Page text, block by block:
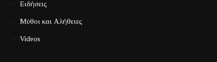
Ειδήσεις
Μύθοι και Αλήθειες
Videos